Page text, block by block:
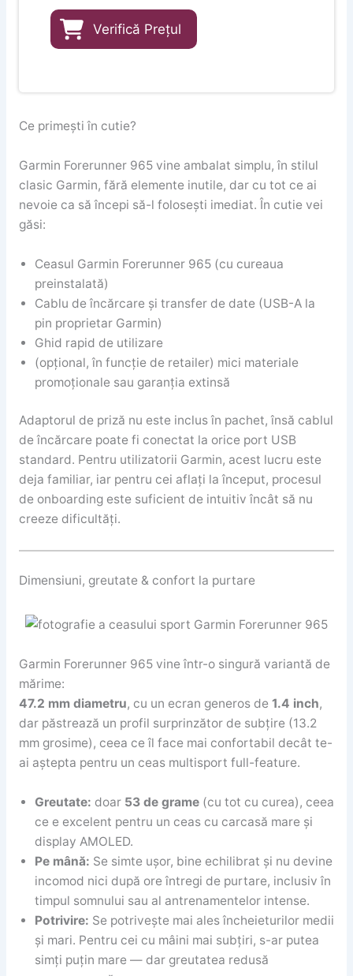
Verifică Prețul
Ce primești în cutie?
Garmin Forerunner 965 vine ambalat simplu, în stilul
clasic Garmin, fără elemente inutile, dar cu tot ce ai
nevoie ca să începi să-l folosești imediat. În cutie vei
găsi:
Ceasul Garmin Forerunner 965 (cu cureaua
preinstalată)
Cablu de încărcare și transfer de date (USB-A la
pin proprietar Garmin)
Ghid rapid de utilizare
(opțional, în funcție de retailer) mici materiale
promoționale sau garanția extinsă
Adaptorul de priză nu este inclus în pachet, însă cablul
de încărcare poate fi conectat la orice port USB
standard. Pentru utilizatorii Garmin, acest lucru este
deja familiar, iar pentru cei aflați la început, procesul
de onboarding este suficient de intuitiv încât să nu
creeze dificultăți.
Dimensiuni, greutate & confort la purtare
Garmin Forerunner 965 vine într-o singură variantă de
mărime:
47.2 mm diametru, cu un ecran generos de 1.4 inch,
dar păstrează un profil surprinzător de subțire (13.2
mm grosime), ceea ce îl face mai confortabil decât te-
ai aștepta pentru un ceas multisport full-feature.
Greutate: doar 53 de grame(cu tot cu curea), ceea
ce e excelent pentru un ceas cu carcasă mare și
display AMOLED.
Pe mână: Se simte ușor, bine echilibrat și nu devine
incomod nici după ore întregi de purtare, inclusiv în
timpul somnului sau al antrenamentelor intense.
Potrivire: Se potrivește mai ales încheieturilor medii
și mari. Pentru cei cu mâini mai subțiri, s-ar putea
simți puțin mare — dar greutatea redusă